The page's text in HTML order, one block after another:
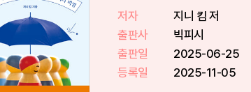
저자
지니 킴 저
출판사
빅피시
출판일
2025-06-25
등록일
2025-11-05